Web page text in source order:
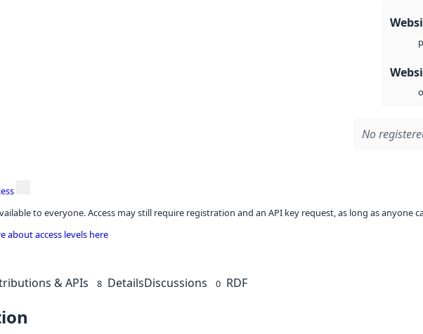
No
to everyone. Access may still require registration and an API key request, as long as anyone
about access levels here
& APIs 8 DetailsDiscussions 0 RDF